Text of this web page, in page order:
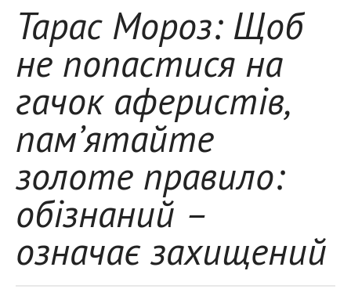
Тарас Мороз: Щоб
не попастися на
гачок аферистів,
пам’ятайте
золоте правило:
обізнаний –
означає захищений